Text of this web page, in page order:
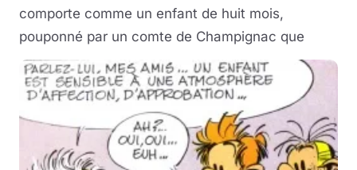
comporte comme un enfant de huit mois,
pouponné par un comte de Champignac que